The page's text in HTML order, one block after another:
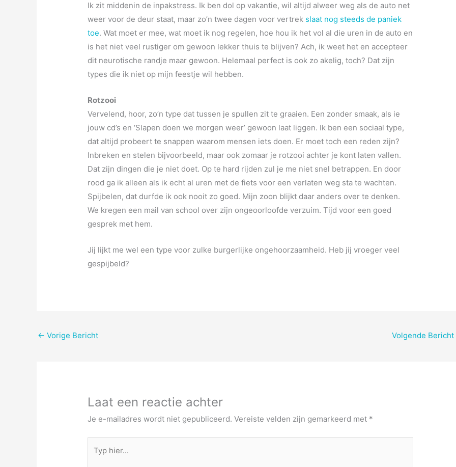
Ik zit middenin de inpakstress. Ik ben dol op vakantie, wil altijd alweer weg als de auto net
weer voor de deur staat, maar zo’n twee dagen voor vertrek slaat nog steeds de paniek
toe. Wat moet er mee, wat moet ik nog regelen, hoe hou ik het vol al die uren in de auto en
is het niet veel rustiger om gewoon lekker thuis te blijven? Ach, ik weet het en accepteer
dit neurotische randje maar gewoon. Helemaal perfect is ook zo akelig, toch? Dat zijn
types die ik niet op mijn feestje wil hebben.
Rotzooi
Vervelend, hoor, zo’n type dat tussen je spullen zit te graaien. Een zonder smaak, als ie
jouw cd’s en ‘Slapen doen we morgen weer’ gewoon laat liggen. Ik ben een sociaal type,
dat altijd probeert te snappen waarom mensen iets doen. Er moet toch een reden zijn?
Inbreken en stelen bijvoorbeeld, maar ook zomaar je rotzooi achter je kont laten vallen.
Dat zijn dingen die je niet doet. Op te hard rijden zul je me niet snel betrappen. En door
rood ga ik alleen als ik echt al uren met de fiets voor een verlaten weg sta te wachten.
Spijbelen, dat durfde ik ook nooit zo goed. Mijn zoon blijkt daar anders over te denken.
We kregen een mail van school over zijn ongeoorloofde verzuim. Tijd voor een goed
gesprek met hem.
Jij lijkt me wel een type voor zulke burgerlijke ongehoorzaamheid. Heb jij vroeger veel
gespijbeld?
← Vorige Bericht Volgende Bericht
Laat een reactie achter
Je e-mailadres wordt niet gepubliceerd. Vereiste velden zijn gemarkeerd met *
hier...